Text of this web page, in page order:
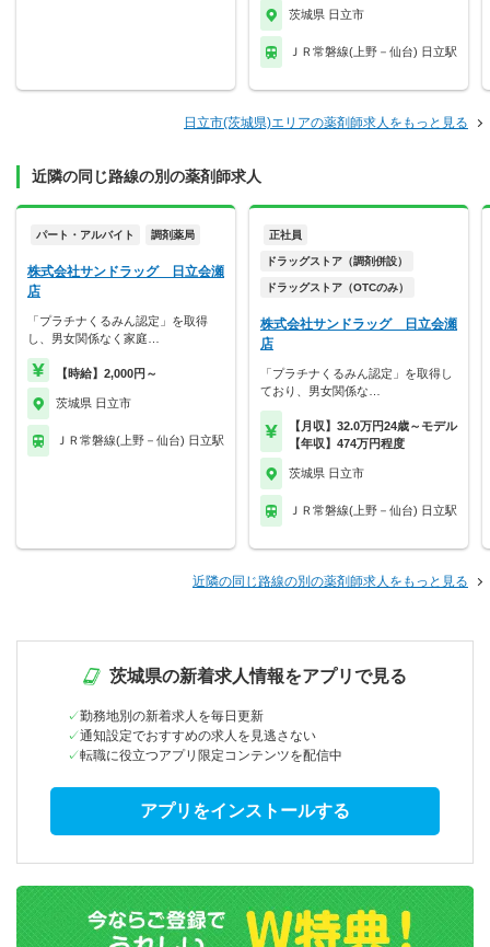
茨城県 日立市
ＪＲ常磐線(上野－仙台) 日立駅
日立市(茨城県)エリアの薬剤師求人をもっと見る
近隣の同じ路線の別の薬剤師求人
パート・アルバイト 調剤薬局
株式会社サンドラッグ 日立会瀬
店
「プラチナくるみん認定」を取得
し、男女関係なく家庭…
【時給】2,000円～
茨城県 日立市
ＪＲ常磐線(上野－仙台) 日立駅
正社員
ドラッグストア（調剤併設）
ドラッグストア（OTCのみ）
株式会社サンドラッグ 日立会瀬
店
「プラチナくるみん認定」を取得し
ており、男女関係な…
【月収】32.0万円24歳～モデル
【年収】474万円程度
茨城県 日立市
ＪＲ常磐線(上野－仙台) 日立駅
近隣の同じ路線の別の薬剤師求人をもっと見る
茨城県の新着求人情報をアプリで見る
勤務地別の新着求人を毎日更新
通知設定でおすすめの求人を見逃さない
転職に役立つアプリ限定コンテンツを配信中
アプリをインストールする